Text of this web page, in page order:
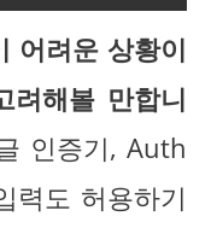
어려운 상황이
려해볼 만합니
인증기, Auth
력도 허용하기